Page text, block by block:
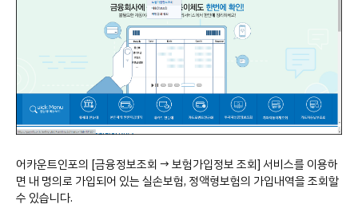
어카운트인포의 [금융정보조회 → 보험가입정보 조회] 서비스를 이용하
면 내 명의로 가입되어 있는 실손보험, 정액형보험의 가입내역을 조회할
수 있습니다.